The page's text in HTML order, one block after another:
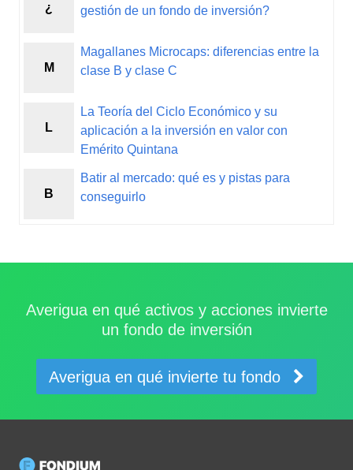
¿
gestión de un fondo de inversión?
M
Magallanes Microcaps: diferencias entre la
clase B y clase C
L
La Teoría del Ciclo Económico y su
aplicación a la inversión en valor con
Emérito Quintana
B
Batir al mercado: qué es y pistas para
conseguirlo
Averigua en qué activos y acciones invierte
un fondo de inversión
Averigua en qué invierte tu fondo